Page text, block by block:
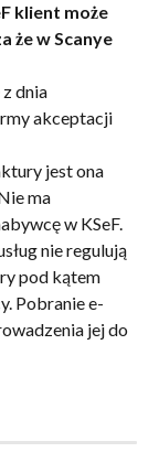
klient może
że w Scanye
dnia
akceptacji
jest ona
ma
w KSeF.
nie regulują
pod kątem
Pobranie e-
jej do